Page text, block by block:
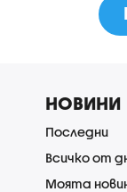
НОВИНИ
Последни
Всичко от
Моята